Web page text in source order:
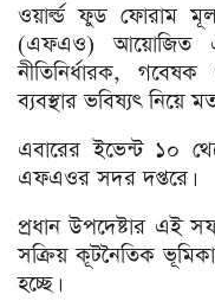
ওয়ার্ল্ড ফুড ফোরাম
(এফএও) আয়োজিত
নীতিনির্ধারক,
ব্যবস্থার ভবিষ্যৎ নিয়ে
এবারের ইভেন্ট ১০
এফএওর সদর দপ্তরে।
প্রধান উপদেষ্টার এই
সক্রিয় কূটনৈতিক
হচ্ছে।